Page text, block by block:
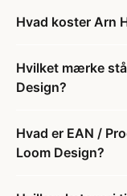
Hvad koster Arn
Hvilket mærke
Design?
Hvad er EAN /
Loom Design?